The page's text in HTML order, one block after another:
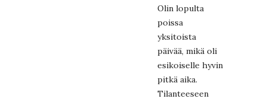
Olin lopulta
poissa
yksitoista
päivää, mikä oli
esikoiselle hyvin
pitkä aika.
Tilanteeseen